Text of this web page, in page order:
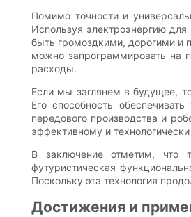
Помимо точности и
Используя электроэнергию
быть громоздкими, дорогими и
можно запрограммировать на
расходы.
Если мы заглянем в будущее,
Его способность
передового производства и
эффективному и
В заключение отметим, что
футуристическая
Поскольку эта технология
Достижения и